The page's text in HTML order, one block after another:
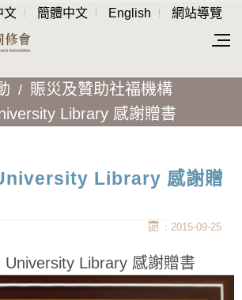
文 簡體中文 English 網站導覽
賑災及贊助社福機構
Library 感謝贈書
Library 感謝贈
: 2015-09-25
University Library 感謝贈書